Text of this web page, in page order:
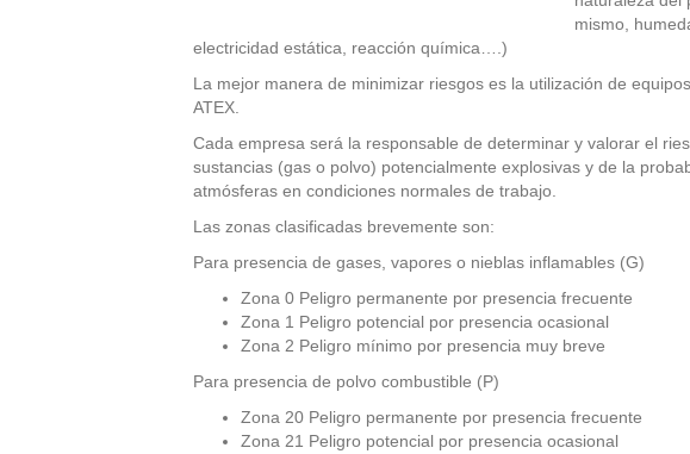
mismo,
electricidad estática, reacción química….)
La mejor manera de minimizar riesgos es la utilización de
ATEX.
Cada empresa será la responsable de determinar y valorar el
sustancias (gas o polvo) potencialmente explosivas y de la
atmósferas en condiciones normales de trabajo.
Las zonas clasificadas brevemente son:
Para presencia de gases, vapores o nieblas inflamables (G)
Zona 0 Peligro permanente por presencia frecuente
Zona 1 Peligro potencial por presencia ocasional
Zona 2 Peligro mínimo por presencia muy breve
Para presencia de polvo combustible (P)
Zona 20 Peligro permanente por presencia frecuente
Zona 21 Peligro potencial por presencia ocasional